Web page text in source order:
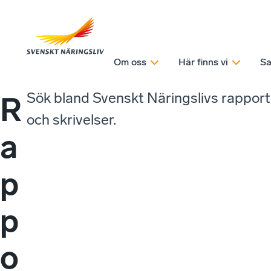
Om oss Här finns vi
R
a
p
p
o
Sök bland Svenskt Näringslivs
och skrivelser.